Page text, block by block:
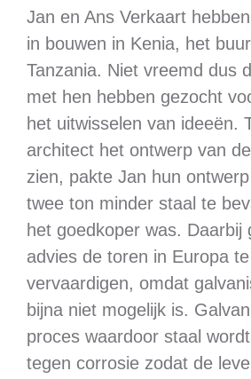
Jan en Ans Verkaart
in bouwen in Kenia, het
Tanzania. Niet vreemd dus
met hen hebben gezocht
het uitwisselen van ideeën.
architect het ontwerp van
zien, pakte Jan hun
twee ton minder staal te
het goedkoper was. Daarbij
advies de toren in Europa
vervaardigen, omdat
bijna niet mogelijk is.
proces waardoor staal
tegen corrosie zodat de